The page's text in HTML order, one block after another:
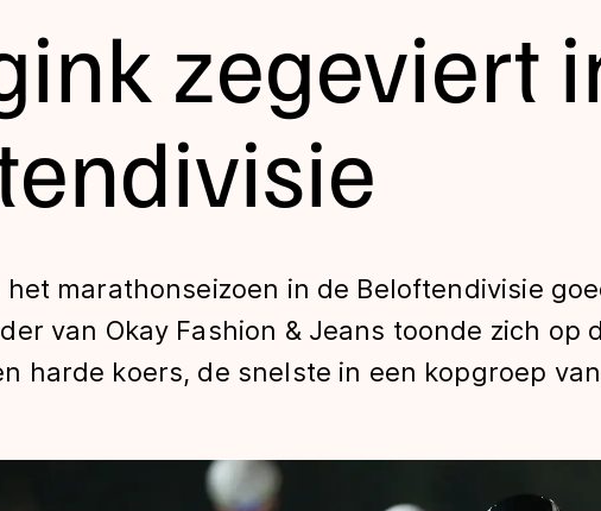
zegeviert
marathonseizoen in de Beloftendivisie
van Okay Fashion & Jeans toonde zich op
harde koers, de snelste in een kopgroep